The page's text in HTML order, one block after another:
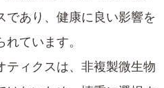
であり、健康に良い影響を
ています。
ティクスは、非複製微生物